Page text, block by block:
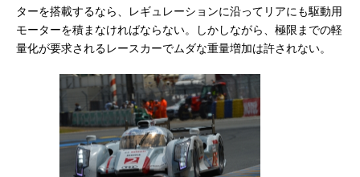
ターを搭載するなら、レギュレーションに沿ってリアにも駆動用
モーターを積まなければならない。しかしながら、極限までの軽
量化が要求されるレースカーでムダな重量増加は許されない。